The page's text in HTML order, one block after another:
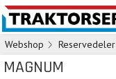
Webshop Reservedeler
MAGNUM